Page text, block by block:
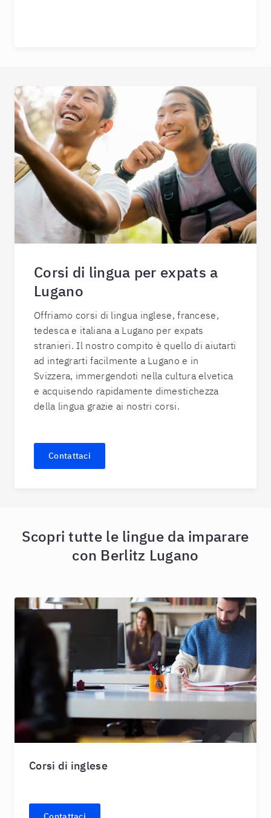
Corsi di lingua per expats a
Lugano
Offriamo corsi di lingua inglese, francese,
tedesca e italiana a Lugano per expats
stranieri. Il nostro compito è quello di aiutarti
ad integrarti facilmente a Lugano e in
Svizzera, immergendoti nella cultura elvetica
e acquisendo rapidamente dimestichezza
della lingua grazie ai nostri corsi.
Contattaci
Scopri tutte le lingue da imparare
con Berlitz Lugano
Corsi di inglese